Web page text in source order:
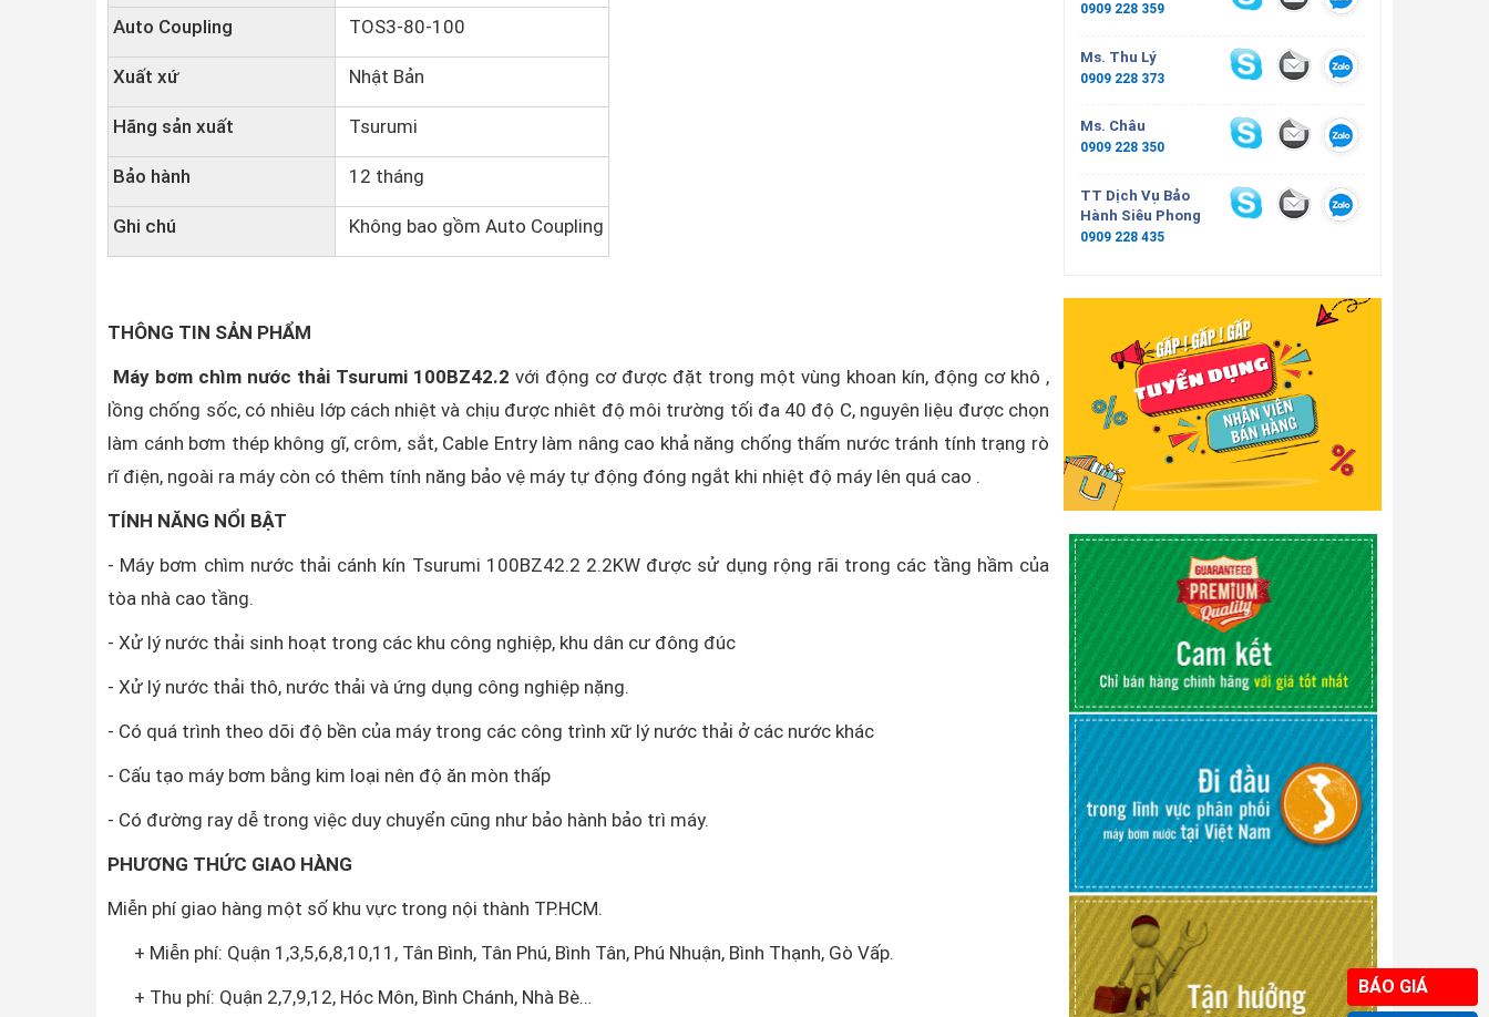
BÁO GIÁ
Auto Coupling TOS3-80-100
Xuất xứ Nhật Bản
Hãng sản xuất Tsurumi
Bảo hành 12 tháng
Ghi chú Không bao gồm Auto Coupling
THÔNG TIN SẢN PHẨM
Máy bơm chìm nước thải Tsurumi 100BZ42.2 với động cơ được đặt trong một vùng khoan kín, động cơ khô ,
lồng chống sốc, có nhiêu lớp cách nhiệt và chịu được nhiêt độ môi trường tối đa 40 độ C, nguyên liệu được chọn
làm cánh bơm thép không gĩ, crôm, sắt, Cable Entry làm nâng cao khả năng chống thấm nước tránh tính trạng rò
rĩ điện, ngoài ra máy còn có thêm tính năng bảo vệ máy tự động đóng ngắt khi nhiệt độ máy lên quá cao .
TÍNH NĂNG NỔI BẬT
- Máy bơm chìm nước thải cánh kín Tsurumi 100BZ42.2 2.2KW được sử dụng rộng rãi trong các tầng hầm của
tòa nhà cao tầng.
- Xử lý nước thải sinh hoạt trong các khu công nghiệp, khu dân cư đông đúc
- Xử lý nước thải thô, nước thải và ứng dụng công nghiệp nặng.
- Có quá trình theo dõi độ bền của máy trong các công trình xữ lý nước thải ở các nước khác
- Cấu tạo máy bơm bằng kim loại nên độ ăn mòn thấp
- Có đường ray dễ trong việc duy chuyển cũng như bảo hành bảo trì máy.
PHƯƠNG THỨC GIAO HÀNG
Miễn phí giao hàng một số khu vực trong nội thành TP.HCM.
+ Miễn phí: Quận 1,3,5,6,8,10,11, Tân Bình, Tân Phú, Bình Tân, Phú Nhuận, Bình Thạnh, Gò Vấp.
+ Thu phí: Quận 2,7,9,12, Hóc Môn, Bình Chánh, Nhà Bè…
0909 228 359
Ms. Thu Lý
0909 228 373
Ms. Châu
0909 228 350
TT Dịch Vụ Bảo
Hành Siêu Phong
0909 228 435